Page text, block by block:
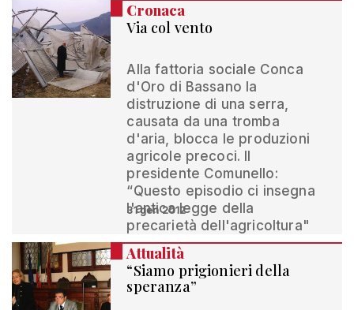
Cronaca
Via col vento
Alla fattoria sociale Conca
d'Oro di Bassano la
distruzione di una serra,
causata da una tromba
d'aria, blocca le produzioni
agricole precoci. Il
presidente Comunello:
“Questo episodio ci insegna
l'antica legge della
precarietà dell'agricoltura"
31 gen 2012
Attualità
“Siamo prigionieri della
speranza”